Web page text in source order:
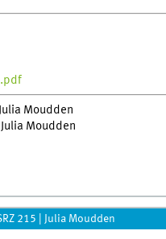
Moudden
Moudden
215 Julia Moudden